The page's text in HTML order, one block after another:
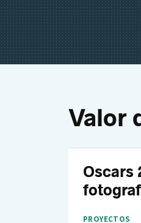
Valor
Oscars
PROYECTOS